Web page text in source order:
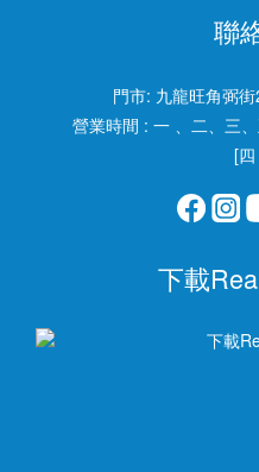
聯
門市: 九龍旺角弼
營業時間 : 一 、二、三
[
下載